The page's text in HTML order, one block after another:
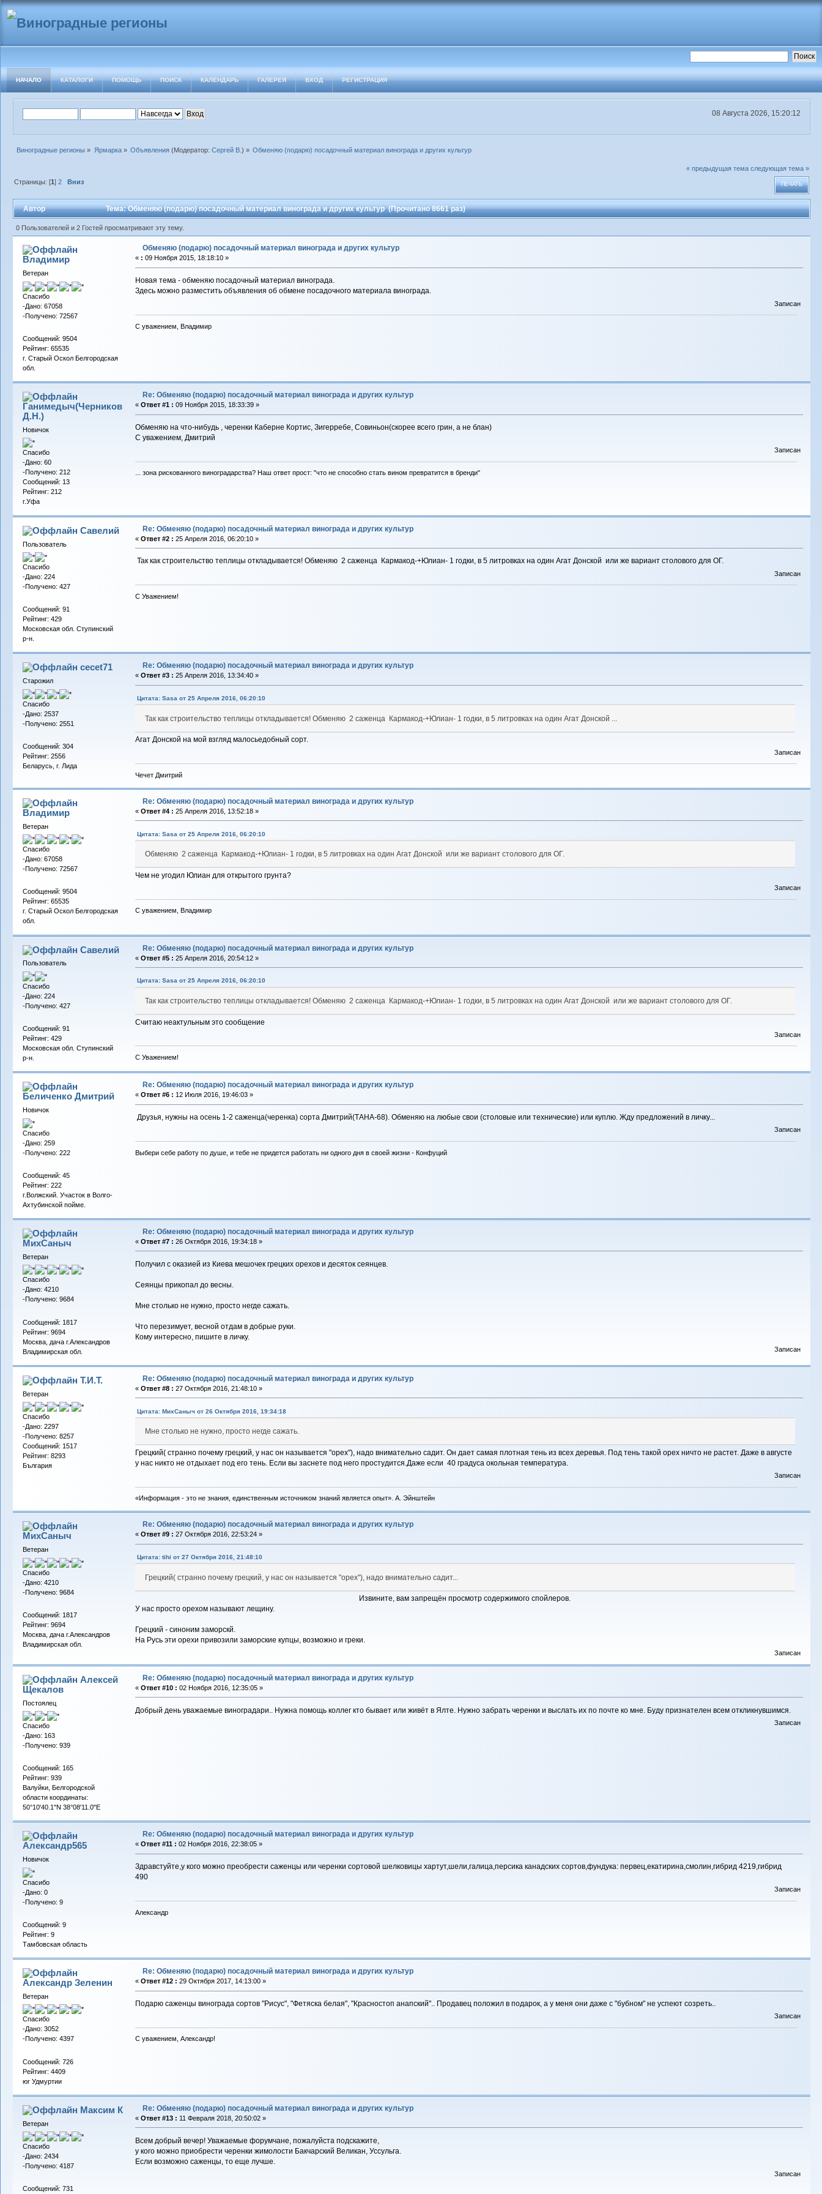
НАЧАЛО КАТАЛОГИ ПОМОЩЬ ПОИСК КАЛЕНДАРЬ ГАЛЕРЕЯ ВХОД РЕГИСТРАЦИЯ
08 Августа 2026, 15:20:12
Виноградные регионы » Ярмарка» Объявления(Модератор: Сергей В.) » Обменяю (подарю) посадочный материал винограда и других культур
« предыдущая тема следующая тема »
ПЕЧАТЬ
Страницы: [1]2 Вниз
Автор Тема: Обменяю (подарю) посадочный материал винограда и других культур (Прочитано 8661 раз)
0 Пользователей и 2 Гостей просматривают эту тему.
Владимиp
Ветеран
Спасибо
-Дано: 67058
-Получено: 72567
Сообщений: 9504
Рейтинг: 65535
г. Старый Оскол Белгородская
обл.
Обменяю (подарю) посадочный материал винограда и других культур
« : 09 Ноября 2015, 18:18:10 »
Новая тема - обменяю посадочный материал винограда.
Здесь можно разместить объявления об обмене посадочного материала винограда.
Записан
С уважением, Владимир
Ганимедыч(Черников
Д.Н.)
Новичок
Спасибо
-Дано: 60
-Получено: 212
Сообщений: 13
Рейтинг: 212
г.Уфа
Re: Обменяю (подарю) посадочный материал винограда и других культур
« Ответ #1 : 09 Ноября 2015, 18:33:39 »
Обменяю на что-нибудь , черенки Каберне Кортис, Зигерребе, Совиньон(скорее всего грин, а не блан)
С уважением, Дмитрий
Записан
... зона рискованного виноградарства? Наш ответ прост: "что не способно стать вином превратится в бренди"
Савелий
Пользователь
Спасибо
-Дано: 224
-Получено: 427
Сообщений: 91
Рейтинг: 429
Московская обл. Ступинский
р-н.
Re: Обменяю (подарю) посадочный материал винограда и других культур
« Ответ #2 : 25 Апреля 2016, 06:20:10 »
Так как строительство теплицы откладывается! Обменяю 2 саженца Кармакод-+Юлиан- 1 годки, в 5 литровках на один Агат Донской или же вариант столового для ОГ.
Записан
С Уважением!
cecet71
Старожил
Спасибо
-Дано: 2537
-Получено: 2551
Сообщений: 304
Рейтинг: 2556
Беларусь, г. Лида
Re: Обменяю (подарю) посадочный материал винограда и других культур
« Ответ #3 : 25 Апреля 2016, 13:34:40 »
Цитата: Sasa от 25 Апреля 2016, 06:20:10
Так как строительство теплицы откладывается! Обменяю 2 саженца Кармакод-+Юлиан- 1 годки, в 5 литровках на один Агат Донской ...
Агат Донской на мой взгляд малосьедобный сорт.
Записан
Чечет Дмитрий
Владимиp
Ветеран
Спасибо
-Дано: 67058
-Получено: 72567
Сообщений: 9504
Рейтинг: 65535
г. Старый Оскол Белгородская
обл.
Re: Обменяю (подарю) посадочный материал винограда и других культур
« Ответ #4 : 25 Апреля 2016, 13:52:18 »
Цитата: Sasa от 25 Апреля 2016, 06:20:10
Обменяю 2 саженца Кармакод-+Юлиан- 1 годки, в 5 литровках на один Агат Донской или же вариант столового для ОГ.
Чем не угодил Юлиан для открытого грунта?
Записан
С уважением, Владимир
Савелий
Пользователь
Спасибо
-Дано: 224
-Получено: 427
Сообщений: 91
Рейтинг: 429
Московская обл. Ступинский
р-н.
Re: Обменяю (подарю) посадочный материал винограда и других культур
« Ответ #5 : 25 Апреля 2016, 20:54:12 »
Цитата: Sasa от 25 Апреля 2016, 06:20:10
Так как строительство теплицы откладывается! Обменяю 2 саженца Кармакод-+Юлиан- 1 годки, в 5 литровках на один Агат Донской или же вариант столового для ОГ.
Считаю неактульным это сообщение
Записан
С Уважением!
Беличенко Дмитрий
Новичок
Спасибо
-Дано: 259
-Получено: 222
Сообщений: 45
Рейтинг: 222
г.Волжский. Участок в Волго-
Ахтубинской пойме.
Re: Обменяю (подарю) посадочный материал винограда и других культур
« Ответ #6 : 12 Июля 2016, 19:46:03 »
Друзья, нужны на осень 1-2 саженца(черенка) сорта Дмитрий(ТАНА-68). Обменяю на любые свои (столовые или технические) или куплю. Жду предложений в личку...
Записан
Выбери себе работу по душе, и тебе не придется работать ни одного дня в своей жизни - Конфуций
МихСаныч
Ветеран
Спасибо
-Дано: 4210
-Получено: 9684
Сообщений: 1817
Рейтинг: 9694
Москва, дача г.Александров
Владимирская обл.
Re: Обменяю (подарю) посадочный материал винограда и других культур
« Ответ #7 : 26 Октября 2016, 19:34:18 »
Получил с оказией из Киева мешочек грецких орехов и десяток сеянцев.
Сеянцы прикопал до весны.
Мне столько не нужно, просто негде сажать.
Что перезимует, весной отдам в добрые руки.
Кому интересно, пишите в личку.
Записан
Т.И.Т.
Ветеран
Спасибо
-Дано: 2297
-Получено: 8257
Сообщений: 1517
Рейтинг: 8293
България
Re: Обменяю (подарю) посадочный материал винограда и других культур
« Ответ #8 : 27 Октября 2016, 21:48:10 »
Цитата: МихСаныч от 26 Октября 2016, 19:34:18
Мне столько не нужно, просто негде сажать.
Грецкий( странно почему грецкий, у нас он называется "орех"), надо внимательно садит. Он дает самая плотная тень из всех деревья. Под тень такой орех ничто не растет. Даже в августе
у нас никто не отдыхает под его тень. Если вы заснете под него простудится.Даже если 40 градуса окольная температура.
Записан
«Информация - это не знания, единственным источником знаний является опыт». А. Эйнштейн
МихСаныч
Ветеран
Спасибо
-Дано: 4210
-Получено: 9684
Сообщений: 1817
Рейтинг: 9694
Москва, дача г.Александров
Владимирская обл.
Re: Обменяю (подарю) посадочный материал винограда и других культур
« Ответ #9 : 27 Октября 2016, 22:53:24 »
Цитата: tihi от 27 Октября 2016, 21:48:10
Грецкий( странно почему грецкий, у нас он называется "орех"), надо внимательно садит...
Извините, вам запрещён просмотр содержимого спойлеров.
У нас просто орехом называют лещину.
Грецкий - синоним заморскй.
На Русь эти орехи привозили заморские купцы, возможно и греки.
Записан
Алексей
Щекалов
Постоялец
Спасибо
-Дано: 163
-Получено: 939
Сообщений: 165
Рейтинг: 939
Валуйки, Белгородской
области координаты:
50°10'40.1"N 38°08'11.0"E
Re: Обменяю (подарю) посадочный материал винограда и других культур
« Ответ #10 : 02 Ноября 2016, 12:35:05 »
Добрый день уважаемые виноградари.. Нужна помощь коллег кто бывает или живёт в Ялте. Нужно забрать черенки и выслать их по почте ко мне. Буду признателен всем откликнувшимся.
Записан
Александр565
Новичок
Спасибо
-Дано: 0
-Получено: 9
Сообщений: 9
Рейтинг: 9
Тамбовская область
Re: Обменяю (подарю) посадочный материал винограда и других культур
« Ответ #11 : 02 Ноября 2016, 22:38:05 »
Здравстуйте,у кого можно преобрести саженцы или черенки сортовой шелковицы хартут,шели,галица,персика канадских сортов,фундука: первец,екатирина,смолин,гибрид 4219,гибрид
490
Записан
Александр
Александр Зеленин
Ветеран
Спасибо
-Дано: 3052
-Получено: 4397
Сообщений: 726
Рейтинг: 4409
юг Удмуртии
Re: Обменяю (подарю) посадочный материал винограда и других культур
« Ответ #12 : 29 Октября 2017, 14:13:00 »
Подарю саженцы винограда сортов "Рисус", "Фетяска белая", "Красностоп анапский".. Продавец положил в подарок, а у меня они даже с "бубном" не успеют созреть..
Записан
С уважением, Александр!
Максим К
Ветеран
Спасибо
-Дано: 2434
-Получено: 4187
Сообщений: 731
Re: Обменяю (подарю) посадочный материал винограда и других культур
« Ответ #13 : 11 Февраля 2018, 20:50:02 »
Всем добрый вечер! Уважаемые форумчане, пожалуйста подскажите,
у кого можно приобрести черенки жимолости Бакчарский Великан, Уссульга.
Если возможно саженцы, то еще лучше.
Записан